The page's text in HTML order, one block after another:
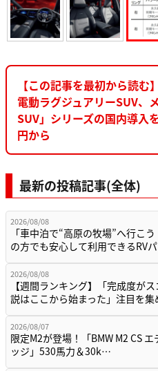
【この記事を最初から読む】
電動ラグジュアリーSUV、
SUV」シリーズの国内導入
円から
最新の投稿記事(全体)
2026/08/08
「車中泊で“高原の牧場”へ行こ
の方でも安心して利用できるRV
2026/08/08
【週間ランキング】「完成度が
説はここから始まった」注目を
2026/08/07
限定M2が登場！「BMW M2 CS
ッジ」530馬力＆30k…